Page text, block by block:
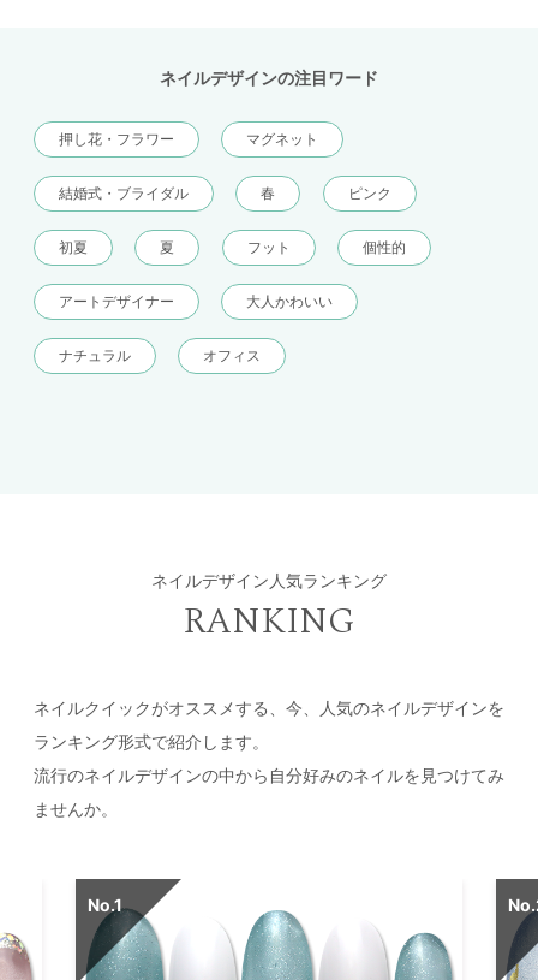
ネイルデザインの注目ワード
押し花・フラワー マグネット
結婚式・ブライダル 春 ピンク
初夏 夏 フット 個性的
アートデザイナー 大人かわいい
ナチュラル オフィス
ネイルデザイン人気ランキング
RANKING
ネイルクイックがオススメする、今、人気のネイルデザインを
ランキング形式で紹介します。
流行のネイルデザインの中から自分好みのネイルを見つけてみ
ませんか。